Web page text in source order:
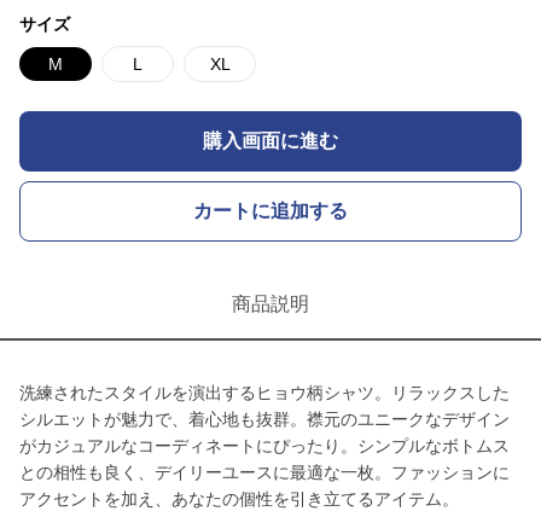
サイズ
M L XL
購入画面に進む
カートに追加する
商品説明
洗練されたスタイルを演出するヒョウ柄シャツ。リラックスした
シルエットが魅力で、着心地も抜群。襟元のユニークなデザイン
がカジュアルなコーディネートにぴったり。シンプルなボトムス
との相性も良く、デイリーユースに最適な一枚。ファッションに
アクセントを加え、あなたの個性を引き立てるアイテム。